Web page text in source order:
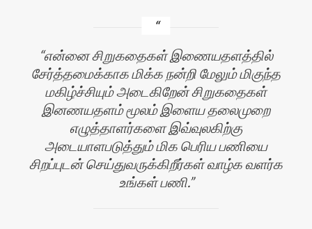
என்னை சிறுகதைகள் இணையதளத்தில்
சேர்த்தமைக்காக மிக்க நன்றி மேலும் மிகுந்த
மகிழ்ச்சியும் அடைகிறேன் சிறுகதைகள்
இனணயதளம் மூலம் இளைய தலைமுறை
எழுத்தாளர்களை இவ்வுலகிற்கு
அடையாளபடுத்தும் மிக பெரிய பணியை
சிறப்புடன் செய்துவருக்கிறீர்கள் வாழ்க வளர்க
உங்கள் பணி.